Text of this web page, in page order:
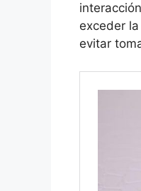
exceder
evitar